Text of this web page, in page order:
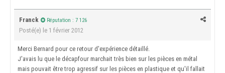
Franck Réputation : 7 126
Posté(e) le 1 février 2012
Merci Bernard pour ce retour d'expérience détaillé.
J'avais lu que le décapfour marchait très bien sur les pièces en métal
mais pouvait être trop agressif sur les pièces en plastique et qu'il fallait